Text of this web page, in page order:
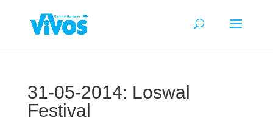
31-05-2014: Loswal
Festival